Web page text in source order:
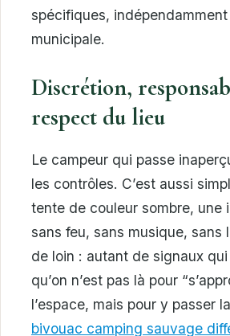
spécifiques,
municipale.
Discrétion,
respect du lieu
Le campeur qui passe
les contrôles. C’est aussi
tente de couleur sombre, une
sans feu, sans musique, sans
de loin : autant de signaux
qu’on n’est pas là pour
l’espace, mais pour y passer
bivouac camping sauvage